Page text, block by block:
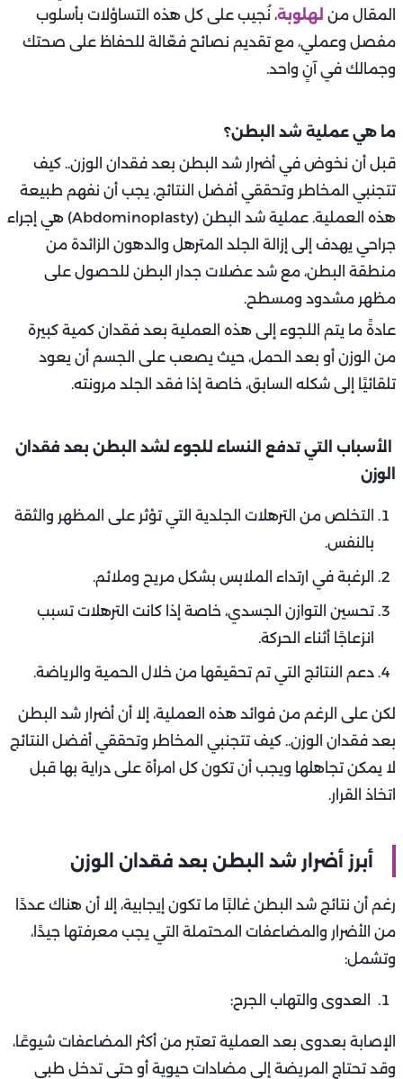
المقال من لهلوبة، نُجيب على كل هذه التساؤلات بأسلوب
مفصل وعملي، مع تقديم نصائح فعّالة للحفاظ على صحتك
وجمالك في آنٍ واحد.
ما هي عملية شد البطن؟
قبل أن نخوض في أضرار شد البطن بعد فقدان الوزن.. كيف
تتجنبي المخاطر وتحققي أفضل النتائج، يجب أن نفهم طبيعة
هذه العملية. عملية شد البطن (Abdominoplasty) هي إجراء
جراحي يهدف إلى إزالة الجلد المترهل والدهون الزائدة من
منطقة البطن، مع شد عضلات جدار البطن للحصول على
مظهر مشدود ومسطح.
عادةً ما يتم اللجوء إلى هذه العملية بعد فقدان كمية كبيرة
من الوزن أو بعد الحمل، حيث يصعب على الجسم أن يعود
تلقائيًا إلى شكله السابق، خاصة إذا فقد الجلد مرونته.
الأسباب التي تدفع النساء للجوء لشد البطن بعد فقدان
الوزن
التخلص من الترهلات الجلدية التي تؤثر على المظهر والثقة
بالنفس.
الرغبة في ارتداء الملابس بشكل مريح وملائم.
تحسين التوازن الجسدي، خاصة إذا كانت الترهلات تسبب
انزعاجًا أثناء الحركة.
دعم النتائج التي تم تحقيقها من خلال الحمية والرياضة.
لكن على الرغم من فوائد هذه العملية، إلا أن أضرار شد البطن
بعد فقدان الوزن.. كيف تتجنبي المخاطر وتحققي أفضل النتائج
لا يمكن تجاهلها ويجب أن تكون كل امرأة على دراية بها قبل
اتخاذ القرار.
أبرز أضرار شد البطن بعد فقدان الوزن
رغم أن نتائج شد البطن غالبًا ما تكون إيجابية، إلا أن هناك عددًا
من الأضرار والمضاعفات المحتملة التي يجب معرفتها جيدًا،
وتشمل:
العدوى والتهاب الجرح:
الإصابة بعدوى بعد العملية تعتبر من أكثر المضاعفات شيوعًا،
وقد تحتاج المريضة إلى مضادات حيوية أو حتى تدخل طبي